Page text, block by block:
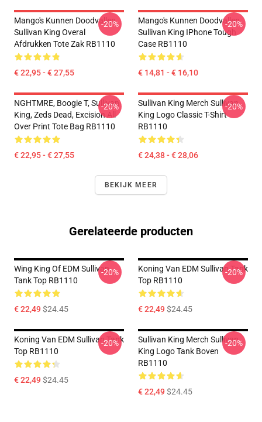
Mango's Kunnen Doodvallen.
Sullivan King Overal
Afdrukken Tote Zak RB1110
€ 22,95 - € 27,55
-20%
Mango's Kunnen Doodvallen.
Sullivan King IPhone Tough
Case RB1110
€ 14,81 - € 16,10
-20%
NGHTMRE, Boogie T, Sullivan
King, Zeds Dead, Excision All
Over Print Tote Bag RB1110
€ 22,95 - € 27,55
-20%
Sullivan King Merch Sullivan
King Logo Classic T-Shirt
RB1110
€ 24,38 - € 28,06
-20%
BEKIJK MEER
Gerelateerde producten
Wing King Of EDM Sullivan
Tank Top RB1110
€ 22,49$24.45
-20%
Koning Van EDM Sullivan Tank
Top RB1110
€ 22,49$24.45
-20%
Koning Van EDM Sullivan Tank
Top RB1110
€ 22,49$24.45
-20%
Sullivan King Merch Sullivan
King Logo Tank Boven
RB1110
€ 22,49$24.45
-20%